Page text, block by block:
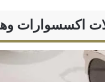
اكسسوارات